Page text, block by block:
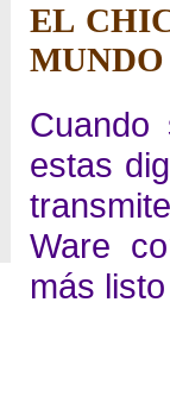
EL
MUNDO
Cuando
estas
Ware
más